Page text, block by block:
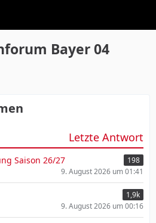
Bayer 04
Letzte Antwort
Saison 26/27
198
9. August 2026 um 01:41
1,9k
9. August 2026 um 00:16